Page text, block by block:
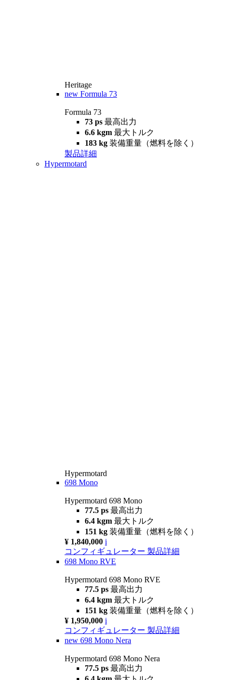
Heritage
new Formula 73
Formula 73
73 ps 最高出力
6.6 kgm 最大トルク
183 kg 装備重量（燃料を除く）
製品詳細
Hypermotard
Hypermotard
698 Mono
Hypermotard 698 Mono
77.5 ps 最高出力
6.4 kgm 最大トルク
151 kg 装備重量（燃料を除く）
¥ 1,840,000 i
コンフィギュレーター 製品詳細
698 Mono RVE
Hypermotard 698 Mono RVE
77.5 ps 最高出力
6.4 kgm 最大トルク
151 kg 装備重量（燃料を除く）
¥ 1,950,000 i
コンフィギュレーター 製品詳細
new 698 Mono Nera
Hypermotard 698 Mono Nera
77.5 ps 最高出力